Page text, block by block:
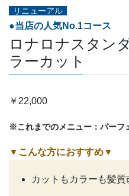
リニューアル
●当店の人気No.1コース
ロナロナスタン
ラーカット
￥22,000
※これまでのメニュー：パーフ
▼こんな方におすすめ▼
カットもカラーも髪質